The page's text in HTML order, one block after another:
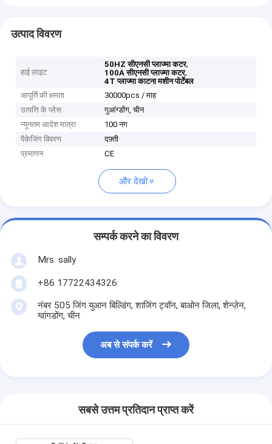
उत्पाद विवरण
हाई लाइट
50HZ सीएनसी प्लाज्मा कटर,
100A सीएनसी प्लाज्मा कटर,
4T प्लाज्मा काटना मशीन पोर्टेबल
आपूर्ति की क्षमता
30000pcs / माह
उत्पत्ति के प्लेस
गुआंग्डोंग, चीन
न्यूनतम आदेश मात्रा
100 नग
पैकेजिंग विवरण
दफ़्ती
प्रमाणन
CE
और देखो
सम्पर्क करने का विवरण
Mrs. sally
+86 17722434326
नंबर 505 जिंग युआन बिल्डिंग, शाजिंग ट्वॉन, बाओन जिला, शेन्ज़ेन,
ग्वांगडोंग, चीन
अब से संपर्क करें
सबसे उत्तम प्रतिदान प्राप्त करें